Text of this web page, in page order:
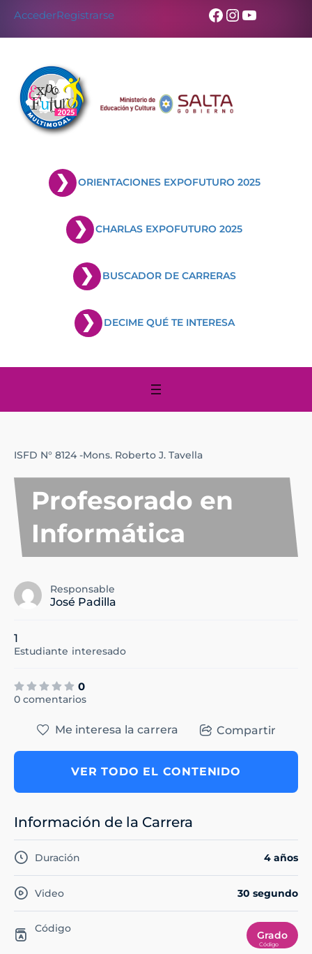
AccederRegistrarse Facebook
Instagram
YouTube
ORIENTACIONES EXPOFUTURO 2025
CHARLAS EXPOFUTURO 2025
BUSCADOR DE CARRERAS
DECIME QUÉ TE INTERESA
ISFD N° 8124 -Mons. Roberto J. Tavella
Profesorado en
Informática
Responsable
José Padilla
1
Estudiante interesado
0
0 comentarios
Me interesa la carrera Compartir
VER TODO EL CONTENIDO
Información de la Carrera
Duración 4 años
Video 30 segundo
Código
Grado